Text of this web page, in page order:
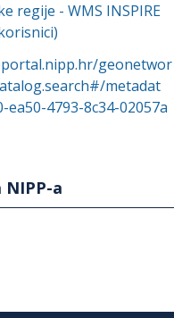
regije - WMS INSPIRE
geonetwor
metadat
ea50-4793-8c34-02057a
a